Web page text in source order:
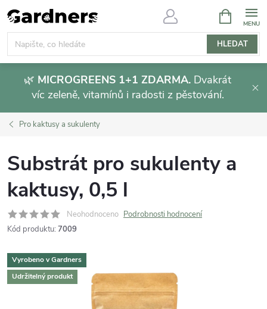
Přejít
na
obsah
HLEDAT
NÁKUPNÍ
KOŠÍK
🌿 MICROGREENS 1+1 ZDARMA. Dvakrát
víc zeleně, vitamínů i radosti z pěstování.
Pro kaktusy a sukulenty
Substrát pro sukulenty a
kaktusy, 0,5 l
Neohodnoceno Podrobnosti hodnocení
Kód produktu: 7009
Vyrobeno v Gardners
Udržitelný produkt